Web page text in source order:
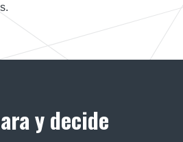
y decide